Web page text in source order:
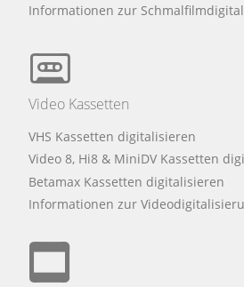
Informationen zur
Video Kassetten
VHS Kassetten digitalisieren
Video 8, Hi8 & MiniDV Kassetten
Betamax Kassetten digitalisieren
Informationen zur